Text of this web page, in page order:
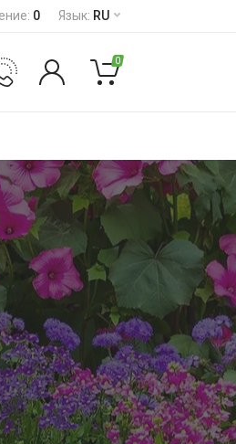
: 0 Язык: RU
0